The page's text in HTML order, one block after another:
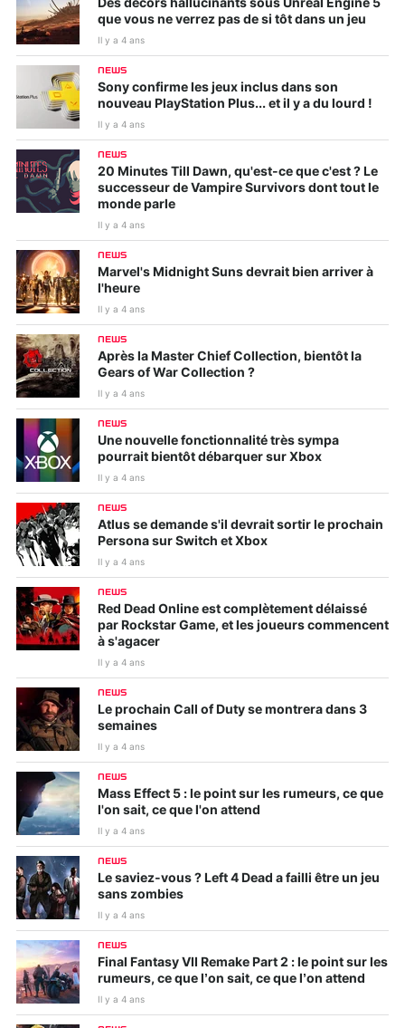
Des décors hallucinants sous Unreal Engine 5
que vous ne verrez pas de si tôt dans un jeu
Il y a 4 ans
NEWS
Sony confirme les jeux inclus dans son
nouveau PlayStation Plus... et il y a du lourd !
Il y a 4 ans
NEWS
20 Minutes Till Dawn, qu'est-ce que c'est ? Le
successeur de Vampire Survivors dont tout le
monde parle
Il y a 4 ans
NEWS
Marvel's Midnight Suns devrait bien arriver à
l'heure
Il y a 4 ans
NEWS
Après la Master Chief Collection, bientôt la
Gears of War Collection ?
Il y a 4 ans
NEWS
Une nouvelle fonctionnalité très sympa
pourrait bientôt débarquer sur Xbox
Il y a 4 ans
NEWS
Atlus se demande s'il devrait sortir le prochain
Persona sur Switch et Xbox
Il y a 4 ans
NEWS
Red Dead Online est complètement délaissé
par Rockstar Game, et les joueurs commencent
à s'agacer
Il y a 4 ans
NEWS
Le prochain Call of Duty se montrera dans 3
semaines
Il y a 4 ans
NEWS
Mass Effect 5 : le point sur les rumeurs, ce que
l'on sait, ce que l'on attend
Il y a 4 ans
NEWS
Le saviez-vous ? Left 4 Dead a failli être un jeu
sans zombies
Il y a 4 ans
NEWS
Final Fantasy VII Remake Part 2 : le point sur les
rumeurs, ce que l’on sait, ce que l’on attend
Il y a 4 ans